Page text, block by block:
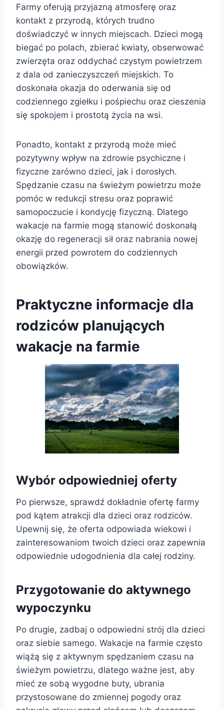
Farmy oferują przyjazną atmosferę oraz
kontakt z przyrodą, których trudno
doświadczyć w innych miejscach. Dzieci mogą
biegać po polach, zbierać kwiaty, obserwować
zwierzęta oraz oddychać czystym powietrzem
z dala od zanieczyszczeń miejskich. To
doskonała okazja do oderwania się od
codziennego zgiełku i pośpiechu oraz cieszenia
się spokojem i prostotą życia na wsi.
Ponadto, kontakt z przyrodą może mieć
pozytywny wpływ na zdrowie psychiczne i
fizyczne zarówno dzieci, jak i dorosłych.
Spędzanie czasu na świeżym powietrzu może
pomóc w redukcji stresu oraz poprawić
samopoczucie i kondycję fizyczną. Dlatego
wakacje na farmie mogą stanowić doskonałą
okazję do regeneracji sił oraz nabrania nowej
energii przed powrotem do codziennych
obowiązków.
Praktyczne informacje dla
rodziców planujących
wakacje na farmie
Wybór odpowiedniej oferty
Po pierwsze, sprawdź dokładnie ofertę farmy
pod kątem atrakcji dla dzieci oraz rodziców.
Upewnij się, że oferta odpowiada wiekowi i
zainteresowaniom twoich dzieci oraz zapewnia
odpowiednie udogodnienia dla całej rodziny.
Przygotowanie do aktywnego
wypoczynku
Po drugie, zadbaj o odpowiedni strój dla dzieci
oraz siebie samego. Wakacje na farmie często
wiążą się z aktywnym spędzaniem czasu na
świeżym powietrzu, dlatego ważne jest, aby
mieć ze sobą wygodne buty, ubrania
przystosowane do zmiennej pogody oraz